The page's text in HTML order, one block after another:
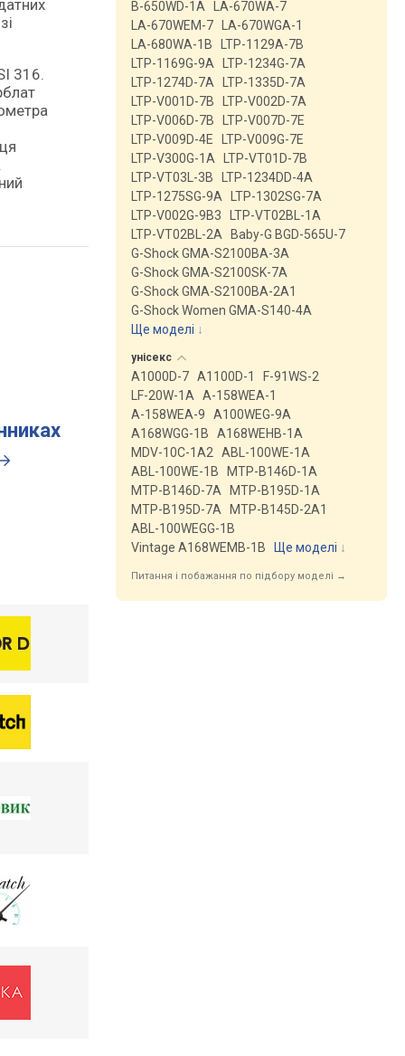
316.
B-650WD-1A
LA-670WA-7
LA-670WEM-7
LA-670WGA-1
LA-680WA-1B
LTP-1129A-7B
LTP-1169G-9A
LTP-1234G-7A
LTP-1274D-7A
LTP-1335D-7A
LTP-V001D-7B
LTP-V002D-7A
LTP-V006D-7B
LTP-V007D-7E
LTP-V009D-4E
LTP-V009G-7E
LTP-V300G-1A
LTP-VT01D-7B
LTP-VT03L-3B
LTP-1234DD-4A
LTP-1275SG-9A
LTP-1302SG-7A
LTP-V002G-9B3
LTP-VT02BL-1A
LTP-VT02BL-2A
Baby-G BGD-565U-7
G-Shock GMA-S2100BA-3A
G-Shock GMA-S2100SK-7A
G-Shock GMA-S2100BA-2A1
G-Shock Women GMA-S140-4A
Ще моделі ↓
унісекс
A1000D-7 A1100D-1
F-91WS-2
LF-20W-1A
A-158WEA-1
A-158WEA-9
A100WEG-9A
A168WGG-1B
A168WEHB-1A
MDV-10C-1A2
ABL-100WE-1A
ABL-100WE-1B
MTP-B146D-1A
MTP-B146D-7A
MTP-B195D-1A
MTP-B195D-7A
MTP-B145D-2A1
ABL-100WEGG-1B
Vintage A168WEMB-1B
Ще моделі ↓
Питання і побажання по підбору моделі →